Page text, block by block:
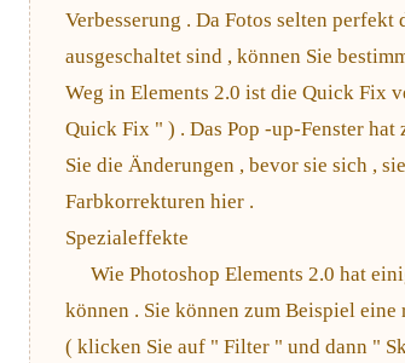
Verbesserung . Da Fotos selten
ausgeschaltet sind , können Sie
Weg in Elements 2.0 ist die Quick Fix
Quick Fix " ) . Das Pop -up-Fenster
Sie die Änderungen , bevor sie sich ,
Farbkorrekturen hier .
Spezialeffekte
Wie Photoshop Elements 2.0 hat
können . Sie können zum Beispiel
( klicken Sie auf " Filter " und dann "